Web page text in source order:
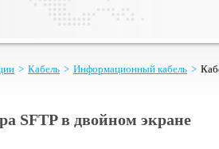
> Кабель > Информационный кабель >
SFTP в двойном экране